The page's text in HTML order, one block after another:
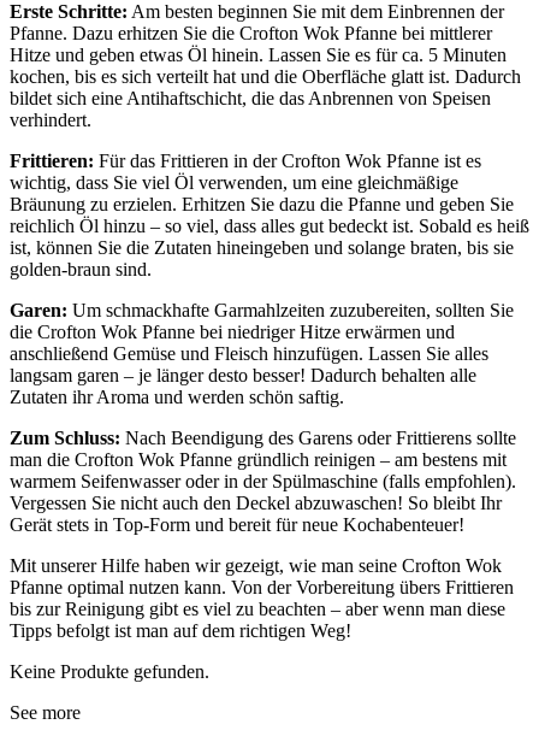
Erste Schritte: Am besten beginnen Sie mit dem Einbrennen der
Pfanne. Dazu erhitzen Sie die Crofton Wok Pfanne bei mittlerer
Hitze und geben etwas Öl hinein. Lassen Sie es für ca. 5 Minuten
kochen, bis es sich verteilt hat und die Oberfläche glatt ist. Dadurch
bildet sich eine Antihaftschicht, die das Anbrennen von Speisen
verhindert.
Frittieren: Für das Frittieren in der Crofton Wok Pfanne ist es
wichtig, dass Sie viel Öl verwenden, um eine gleichmäßige
Bräunung zu erzielen. Erhitzen Sie dazu die Pfanne und geben Sie
reichlich Öl hinzu – so viel, dass alles gut bedeckt ist. Sobald es heiß
ist, können Sie die Zutaten hineingeben und solange braten, bis sie
golden-braun sind.
Garen: Um schmackhafte Garmahlzeiten zuzubereiten, sollten Sie
die Crofton Wok Pfanne bei niedriger Hitze erwärmen und
anschließend Gemüse und Fleisch hinzufügen. Lassen Sie alles
langsam garen – je länger desto besser! Dadurch behalten alle
Zutaten ihr Aroma und werden schön saftig.
Zum Schluss: Nach Beendigung des Garens oder Frittierens sollte
man die Crofton Wok Pfanne gründlich reinigen – am bestens mit
warmem Seifenwasser oder in der Spülmaschine (falls empfohlen).
Vergessen Sie nicht auch den Deckel abzuwaschen! So bleibt Ihr
Gerät stets in Top-Form und bereit für neue Kochabenteuer!
Mit unserer Hilfe haben wir gezeigt, wie man seine Crofton Wok
Pfanne optimal nutzen kann. Von der Vorbereitung übers Frittieren
bis zur Reinigung gibt es viel zu beachten – aber wenn man diese
Tipps befolgt ist man auf dem richtigen Weg!
Keine Produkte gefunden.
See more